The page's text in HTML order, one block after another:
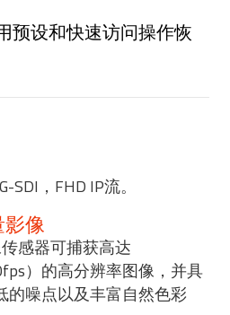
预设和快速访问操作恢
，FHD IP流。
像
感器可捕获高达
）的高分辨率图像，并具
的噪点以及丰富自然色彩